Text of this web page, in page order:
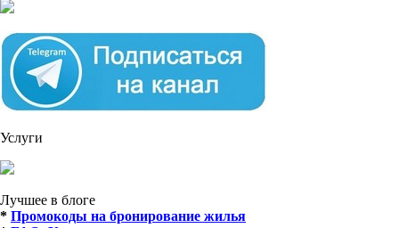
Услуги
Лучшее в блоге
* Промокоды на бронирование жилья